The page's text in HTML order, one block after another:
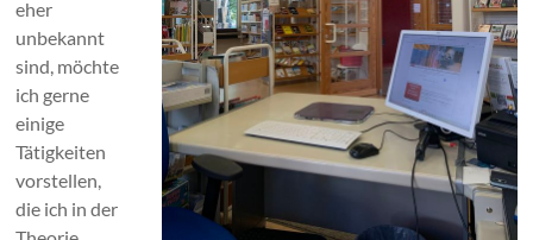
eher
unbekannt
sind, möchte
ich gerne
einige
Tätigkeiten
vorstellen,
die ich in der